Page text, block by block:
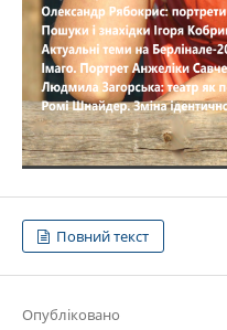
Повний текст
Опубліковано